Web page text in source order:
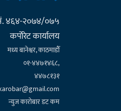
४६४-२०७४/०७५
कर्पाेरेट कार्यालय
मध्य बानेश्वर, काठमाडौँ
०१-४४७१४६८,
४४७८१३१
न्युज कारोबार डट कम